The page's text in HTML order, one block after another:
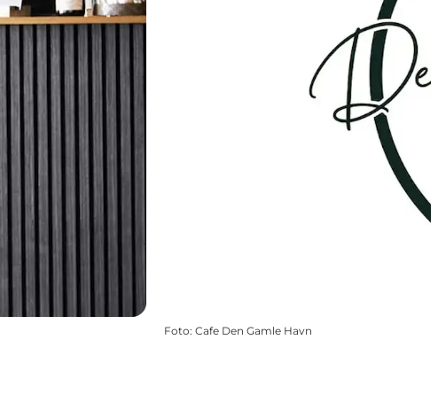
Foto: Cafe Den Gamle Havn